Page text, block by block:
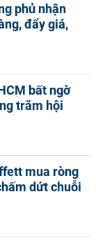
phủ nhận
đẩy giá,
bất ngờ
trăm hội
mua ròng
dứt chuỗi